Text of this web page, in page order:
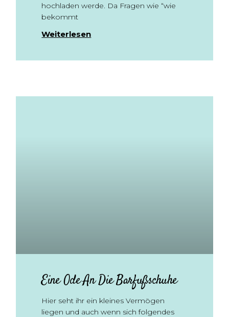
hochladen werde. Da Fragen wie “wie
bekommt
Weiterlesen
Eine Ode An Die Barfußschuhe
Hier seht ihr ein kleines Vermögen
liegen und auch wenn sich folgendes